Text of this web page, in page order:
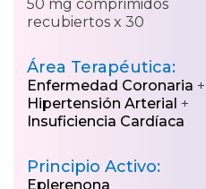
50 mg comprimidos
recubiertos x 30
Área Terapéutica:
Enfermedad Coronaria +
Hipertensión Arterial +
Insuficiencia Cardíaca
Principio Activo:
Eplerenona